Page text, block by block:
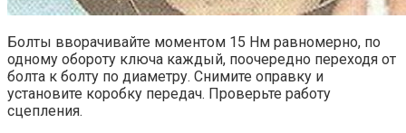
Болты вворачивайте моментом 15 Нм равномерно, по
одному обороту ключа каждый, поочередно переходя от
болта к болту по диаметру. Снимите оправку и
установите коробку передач. Проверьте работу
сцепления.